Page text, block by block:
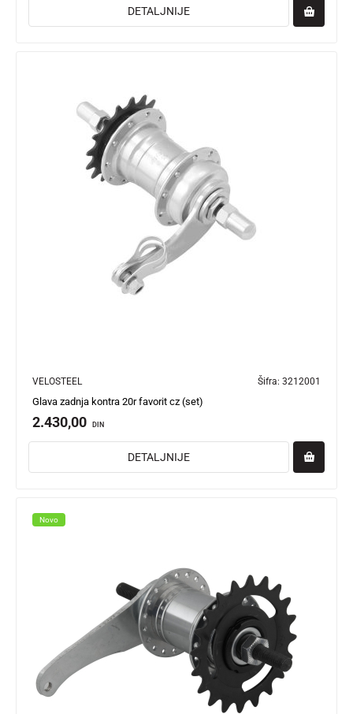
DETALJNIJE
VELOSTEEL Šifra: 3212001
Glava zadnja kontra 20r favorit cz (set)
2.430,00 DIN
DETALJNIJE
Novo